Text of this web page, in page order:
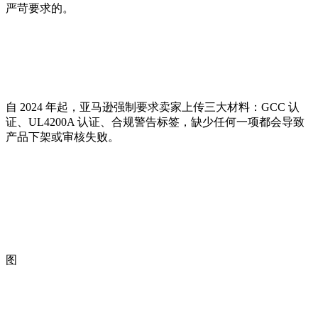
严苛要求的。
自 2024 年起，亚马逊强制要求卖家上传三大材料：GCC 认
证、UL4200A 认证、合规警告标签，缺少任何一项都会导致
产品下架或审核失败。
图